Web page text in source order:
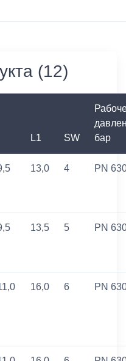
(12)
L1 SW
бар
13,0 4 PN
13,5 5 PN
16,0 6 PN